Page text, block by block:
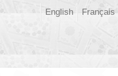
Français
English